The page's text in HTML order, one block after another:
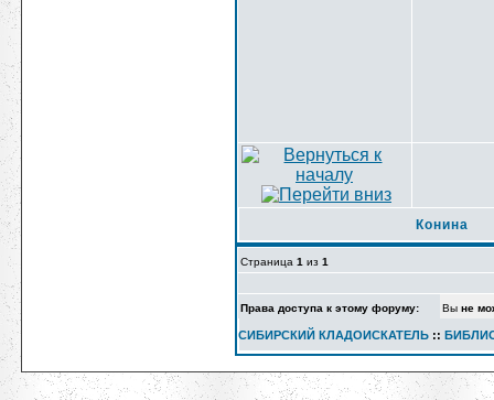
Конина
Страница1 из1
Права доступа к этому форуму: Выне
СИБИРСКИЙ КЛАДОИСКАТЕЛЬ ::